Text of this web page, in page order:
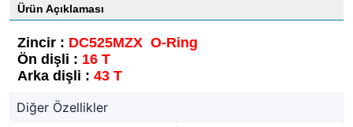
Ürün Açıklaması
Zincir : DC525MZX O-Ring
Ön dişli : 16 T
Arka dişli : 43 T
Diğer Özellikler